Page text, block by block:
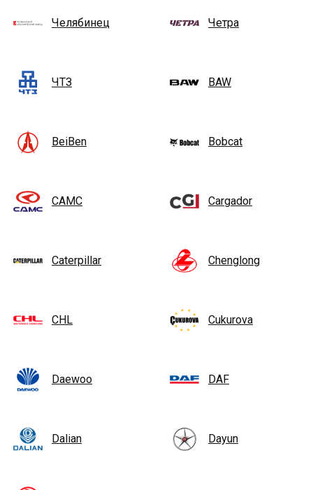
Челябинец Четра
ЧТЗ BAW
BeiBen Bobcat
CAMC Cargador
Caterpillar Chenglong
CHL Cukurova
Daewoo DAF
Dalian Dayun